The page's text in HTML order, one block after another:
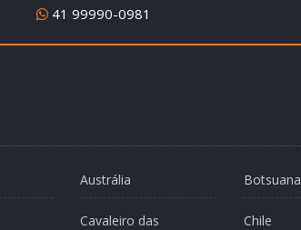
41 99990-0981
Austrália Botsuana
Cavaleiro das
Chile